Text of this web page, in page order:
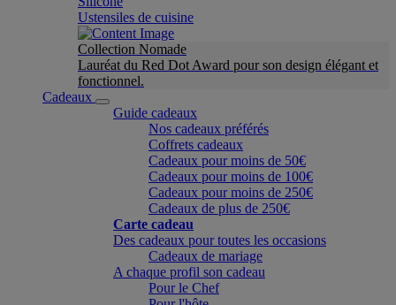
Ustensiles de cuisine
Collection Nomade
Lauréat du Red Dot Award pour son design élégant et
fonctionnel.
Cadeaux
Guide cadeaux
Nos cadeaux préférés
Coffrets cadeaux
Cadeaux pour moins de 50€
Cadeaux pour moins de 100€
Cadeaux pour moins de 250€
Cadeaux de plus de 250€
Carte cadeau
Des cadeaux pour toutes les occasions
Cadeaux de mariage
A chaque profil son cadeau
Pour le Chef